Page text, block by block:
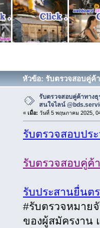
หัวข้อ: รับตรวจสอบคู่ค้
รับตรวจสอบคู่ค้าทาง
สนใจไลน์
« เมื่อ: วันที่ 5 พฤษภาคม 2025,
รับตรวจสอบปร
รับตรวจสอบคู่ค้
รับประสานยื่นต
#รับตรวจหมาย
ของผู้สมัครงาน